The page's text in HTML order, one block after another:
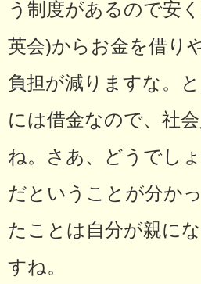
う制度があるので安
英会)からお金を借り
負担が減りますな。
には借金なので、社
ね。さあ、どうでし
だということが分か
たことは自分が親に
すね。